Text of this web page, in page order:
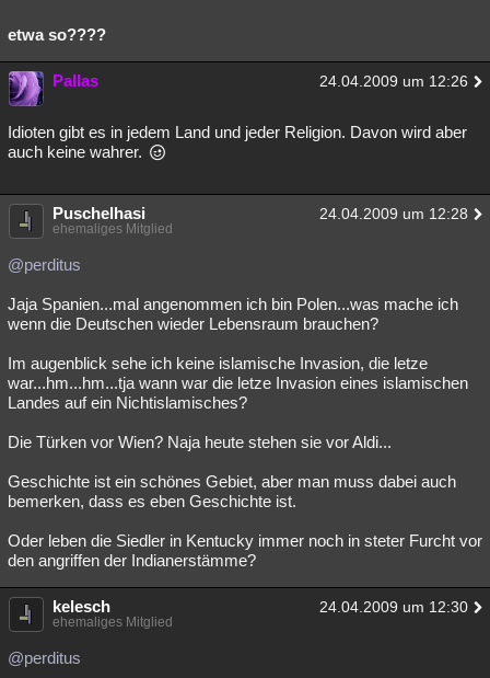
etwa so????
Pallas 24.04.2009 um 12:26
Idioten gibt es in jedem Land und jeder Religion. Davon wird aber
auch keine wahrer.
Puschelhasi 24.04.2009 um 12:28
ehemaliges Mitglied
@perditus
Jaja Spanien...mal angenommen ich bin Polen...was mache ich
wenn die Deutschen wieder Lebensraum brauchen?
Im augenblick sehe ich keine islamische Invasion, die letze
war...hm...hm...tja wann war die letze Invasion eines islamischen
Landes auf ein Nichtislamisches?
Die Türken vor Wien? Naja heute stehen sie vor Aldi...
Geschichte ist ein schönes Gebiet, aber man muss dabei auch
bemerken, dass es eben Geschichte ist.
Oder leben die Siedler in Kentucky immer noch in steter Furcht vor
den angriffen der Indianerstämme?
kelesch 24.04.2009 um 12:30
ehemaliges Mitglied
@perditus